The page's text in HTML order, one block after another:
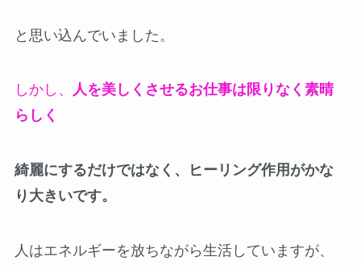
と思い込んでいました。
しかし、
人を美しくさせるお仕事は限りなく素晴
らしく
綺麗にするだけではなく、ヒーリング作用がかな
り大きいです。
人はエネルギーを放ちながら生活していますが、